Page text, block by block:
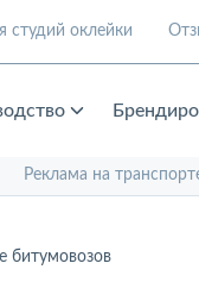
студий оклейки
Реклама на
битумовозов